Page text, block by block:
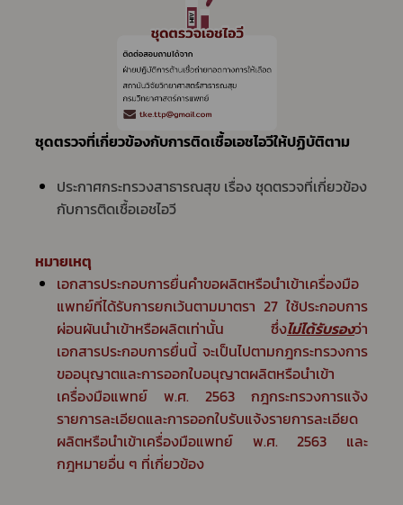
ชุดตรวจที่เกี่ยวข้องกับการติดเชื้อเอชไอวีให้ปฏิบัติตาม
ประกาศกระทรวงสาธารณสุข เรื่อง ชุดตรวจที่เกี่ยวข้อง
กับการติดเชื้อเอชไอวี
หมายเหตุ
เอกสารประกอบการยื่นคำขอผลิตหรือนำเข้าเครื่องมือ
แพทย์ที่ได้รับการยกเว้นตามมาตรา 27 ใช้ประกอบการ
ผ่อนผันนำเข้าหรือผลิตเท่านั้น ซึ่งไม่ได้รับรองว่า
เอกสารประกอบการยื่นนี้ จะเป็นไปตามกฎกระทรวงการ
ขออนุญาตและการออกใบอนุญาตผลิตหรือนำเข้า
เครื่องมือแพทย์ พ.ศ. 2563 กฎกระทรวงการแจ้ง
รายการละเอียดและการออกใบรับแจ้งรายการละเอียด
ผลิตหรือนำเข้าเครื่องมือแพทย์ พ.ศ. 2563 และ
กฎหมายอื่น ๆ ที่เกี่ยวข้อง